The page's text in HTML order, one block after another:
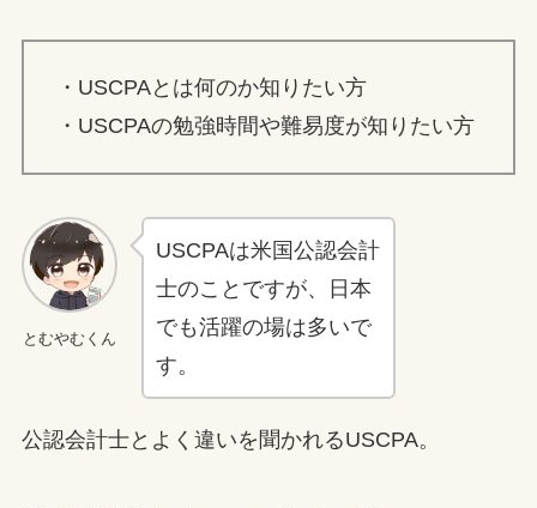
・USCPAとは何のか知りたい方
・USCPAの勉強時間や難易度が知りたい方
とむやむくん
USCPAは米国公認会計
士のことですが、日本
でも活躍の場は多いで
す。
公認会計士とよく違いを聞かれるUSCPA。